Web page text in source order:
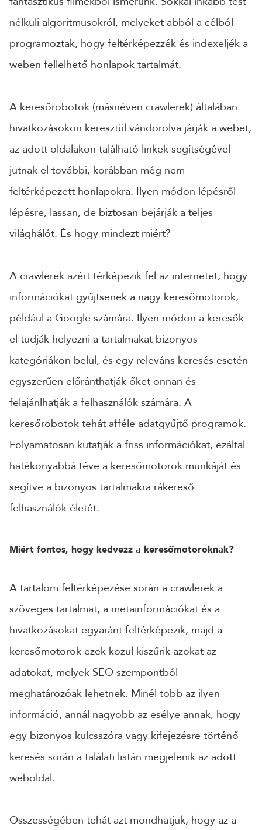
nélküli algoritmusokról, melyeket abból a célból
programoztak, hogy feltérképezzék és indexeljék a
weben fellelhető honlapok tartalmát.
A keresőrobotok (másnéven crawlerek) általában
hivatkozásokon keresztül vándorolva járják a webet,
az adott oldalakon található linkek segítségével
jutnak el további, korábban még nem
feltérképezett honlapokra. Ilyen módon lépésről
lépésre, lassan, de biztosan bejárják a teljes
világhálót. És hogy mindezt miért?
A crawlerek azért térképezik fel az internetet, hogy
információkat gyűjtsenek a nagy keresőmotorok,
például a Google számára. Ilyen módon a keresők
el tudják helyezni a tartalmakat bizonyos
kategóriákon belül, és egy releváns keresés esetén
egyszerűen előránthatják őket onnan és
felajánlhatják a felhasználók számára. A
keresőrobotok tehát afféle adatgyűjtő programok.
Folyamatosan kutatják a friss információkat, ezáltal
hatékonyabbá téve a keresőmotorok munkáját és
segítve a bizonyos tartalmakra rákereső
felhasználók életét.
Miért fontos, hogy kedvezz a keresőmotoroknak?
A tartalom feltérképezése során a crawlerek a
szöveges tartalmat, a metainformációkat és a
hivatkozásokat egyaránt feltérképezik, majd a
keresőmotorok ezek közül kiszűrik azokat az
adatokat, melyek SEO szempontból
meghatározóak lehetnek. Minél több az ilyen
információ, annál nagyobb az esélye annak, hogy
egy bizonyos kulcsszóra vagy kifejezésre történő
keresés során a találati listán megjelenik az adott
weboldal.
Összességében tehát azt mondhatjuk, hogy az a